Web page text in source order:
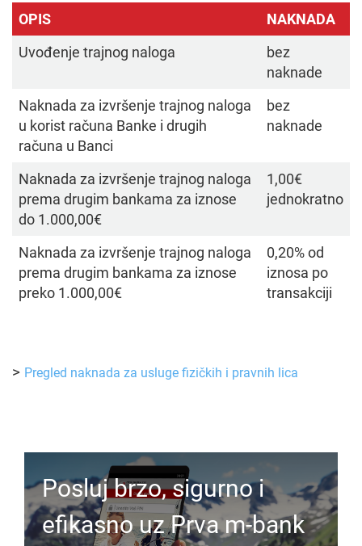
OPIS
NAKNADA
Uvođenje trajnog naloga
bez
naknade
Naknada za izvršenje trajnog naloga
u korist računa Banke i drugih
računa u Banci
bez
naknade
Naknada za izvršenje trajnog naloga
prema drugim bankama za iznose
do 1.000,00€
1,00€
jednokratno
Naknada za izvršenje trajnog naloga
prema drugim bankama za iznose
preko 1.000,00€
0,20% od
iznosa po
transakciji
> Pregled naknada za usluge fizičkih i pravnih lica
Posluj brzo, sigurno i
efikasno uz Prva m-bank